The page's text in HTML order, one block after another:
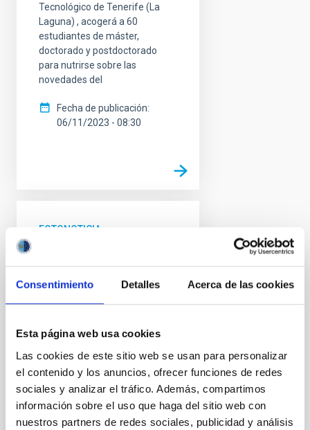
Consentimiento Detalles Acerca de las cookies
Esta página web usa cookies
Las cookies de este sitio web se usan para personalizar
el contenido y los anuncios, ofrecer funciones de redes
sociales y analizar el tráfico. Además, compartimos
información sobre el uso que haga del sitio web con
nuestros partners de redes sociales, publicidad y análisis
Tecnológico de Tenerife (La
Laguna) , acogerá a 60
estudiantes de máster,
doctorado y postdoctorado
para nutrirse sobre las
novedades del
Fecha de publicación
06/11/2023 - 08:30
FOTONOTICIA
del Telescopio William
Herschel captura su
primera luz en el ORM
El Grupo de Telescopios Isaac
instrumento WEAVE presentan
las primeras observaciones con
este nuevo instrumento; se
trata de un potente
espectrógrafo multifibra de